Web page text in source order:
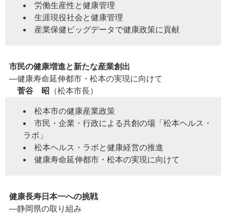
労働生産性と健康管理
生涯現役社会と健康管理
産業保健ビッグデータで健康政策に貢献
市民の健康増進と新たな産業創出
―健康寿命延伸都市・松本の実現に向けて
菅谷 昭 （松本市長）
松本市の健康産業政策
市民・企業・行政による共創の場「松本ヘルス・
ラボ」
松本ヘルス・ラボと健康経営の推進
健康寿命延伸都市・松本の実現に向けて
健康長寿日本一への挑戦
―静岡県の取り組み